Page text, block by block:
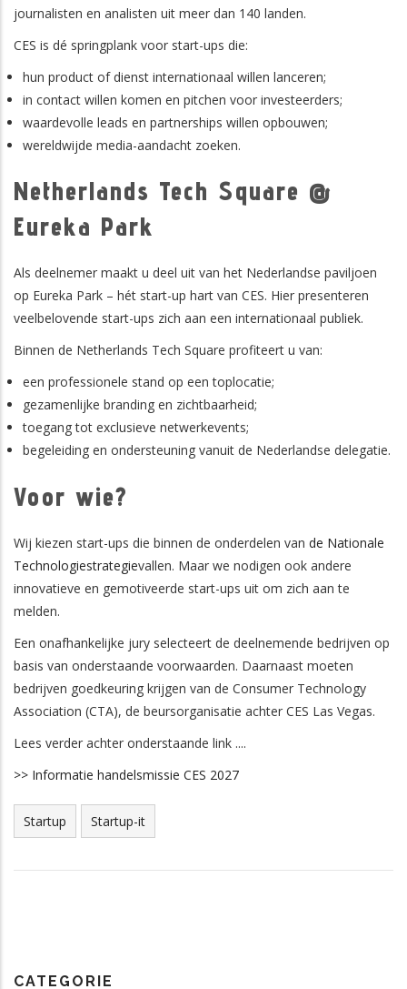
journalisten en analisten uit meer dan 140 landen.
CES is dé springplank voor start-ups die:
hun product of dienst internationaal willen lanceren;
in contact willen komen en pitchen voor investeerders;
waardevolle leads en partnerships willen opbouwen;
wereldwijde media-aandacht zoeken.
Netherlands Tech Square @
Eureka Park
Als deelnemer maakt u deel uit van het Nederlandse paviljoen
op Eureka Park – hét start-up hart van CES. Hier presenteren
veelbelovende start-ups zich aan een internationaal publiek.
Binnen de Netherlands Tech Square profiteert u van:
een professionele stand op een toplocatie;
gezamenlijke branding en zichtbaarheid;
toegang tot exclusieve netwerkevents;
begeleiding en ondersteuning vanuit de Nederlandse delegatie.
Voor wie?
Wij kiezen start-ups die binnen de onderdelen van de Nationale
Technologiestrategievallen. Maar we nodigen ook andere
innovatieve en gemotiveerde start-ups uit om zich aan te
melden.
Een onafhankelijke jury selecteert de deelnemende bedrijven op
basis van onderstaande voorwaarden. Daarnaast moeten
bedrijven goedkeuring krijgen van de Consumer Technology
Association (CTA), de beursorganisatie achter CES Las Vegas.
Lees verder achter onderstaande link ....
>> Informatie handelsmissie CES 2027
Startup Startup-it
CATEGORIE